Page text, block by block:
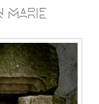
MARIE